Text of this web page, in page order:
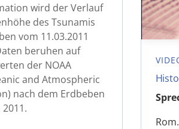
wird der Verlauf
des Tsunamis
vom 11.03.2011
beruhen auf
der NOAA
and Atmospheric
nach dem Erdbeben